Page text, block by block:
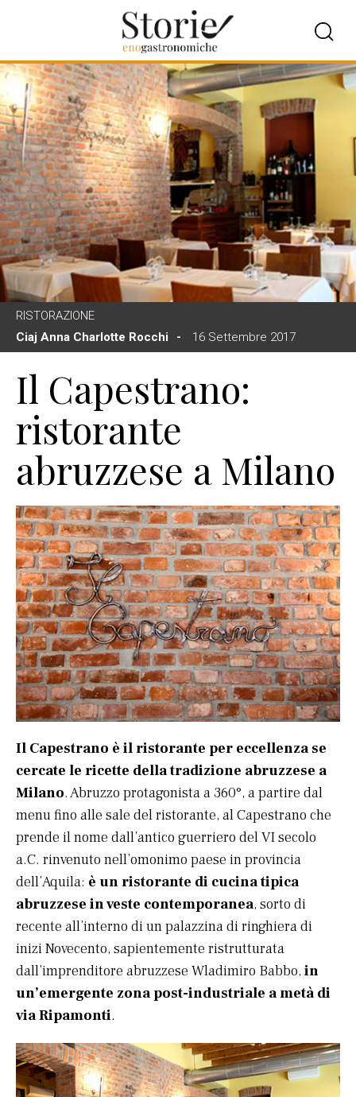
RISTORAZIONE
Ciaj Anna Charlotte Rocchi
16 Settembre 2017
Il Capestrano:
ristorante
abruzzese a Milano
Il Capestrano è il ristorante per eccellenza se
cercate le ricette della tradizione abruzzese a
Milano. Abruzzo protagonista a 360°, a partire dal
menu fino alle sale del ristorante, al Capestrano che
prende il nome dall’antico guerriero del VI secolo
a.C. rinvenuto nell’omonimo paese in provincia
dell’Aquila: è un ristorante di cucina tipica
abruzzese in veste contemporanea, sorto di
recente all’interno di un palazzina di ringhiera di
inizi Novecento, sapientemente ristrutturata
dall’imprenditore abruzzese Wladimiro Babbo, in
un’emergente zona post-industriale a metà di
via Ripamonti.